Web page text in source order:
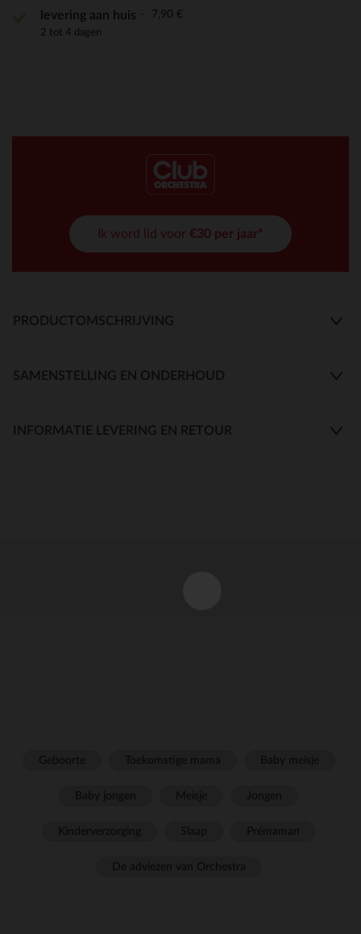
levering aan huis 7,90 €
2 tot 4 dagen
Ik word lid voor €30 per jaar*
PRODUCTOMSCHRIJVING
SAMENSTELLING EN ONDERHOUD
INFORMATIE LEVERING EN RETOUR